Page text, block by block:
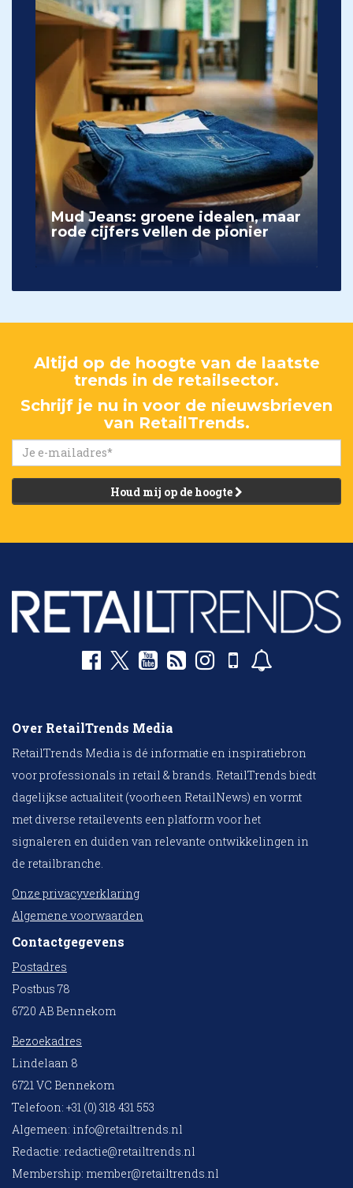
Mud Jeans: groene idealen, maar
rode cijfers vellen de pionier
Altijd op de hoogte van de laatste
trends in de retailsector.
Schrijf je nu in voor de nieuwsbrieven
van RetailTrends.
Houd mij op de hoogte
Over RetailTrends Media
RetailTrends Media is dé informatie en inspiratiebron
voor professionals in retail & brands. RetailTrends biedt
dagelijkse actualiteit (voorheen RetailNews) en vormt
met diverse retailevents een platform voor het
signaleren en duiden van relevante ontwikkelingen in
de retailbranche.
Onze privacyverklaring
Algemene voorwaarden
Contactgegevens
Postadres
Postbus 78
6720 AB Bennekom
Bezoekadres
Lindelaan 8
6721 VC Bennekom
Telefoon: +31 (0) 318 431 553
Algemeen: info@retailtrends.nl
Redactie: redactie@retailtrends.nl
Membership: member@retailtrends.nl